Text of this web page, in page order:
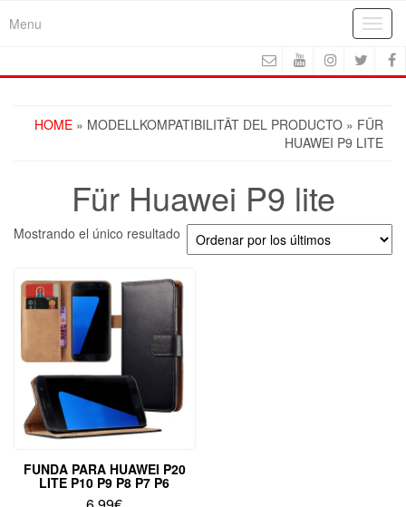
Menu
HOME » MODELLKOMPATIBILITÄT DEL PRODUCTO » FÜR
HUAWEI P9 LITE
Für Huawei P9 lite
Mostrando el único resultado
FUNDA PARA HUAWEI P20
LITE P10 P9 P8 P7 P6